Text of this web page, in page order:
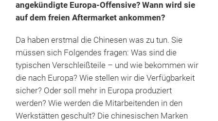
angekündigte Europa-Offensive? Wann wird sie
auf dem freien Aftermarket ankommen?
Da haben erstmal die Chinesen was zu tun. Sie
müssen sich Folgendes fragen: Was sind die
typischen Verschleißteile – und wie bekommen wir
die nach Europa? Wie stellen wir die Verfügbarkeit
sicher? Oder soll mehr in Europa produziert
werden? Wie werden die Mitarbeitenden in den
Werkstätten geschult? Die chinesischen Marken